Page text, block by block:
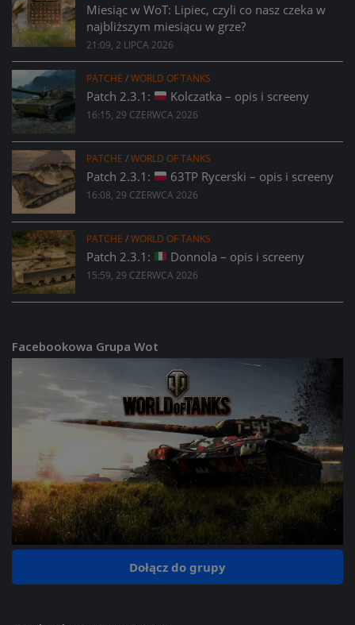
Miesiąc w WoT: Lipiec, czyli co nasz czeka w
najbliższym miesiącu w grze?
21:09, 2 LIPCA 2026
PATCHE /WORLD OF TANKS
Patch 2.3.1: Kolczatka – opis i screeny
16:15, 29 CZERWCA 2026
PATCHE /WORLD OF TANKS
Patch 2.3.1: 63TP Rycerski – opis i screeny
16:08, 29 CZERWCA 2026
PATCHE /WORLD OF TANKS
Patch 2.3.1: Donnola – opis i screeny
15:59, 29 CZERWCA 2026
Facebookowa Grupa Wot
Dołącz do grupy